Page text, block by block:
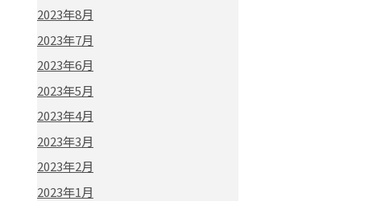
2023年8月
2023年7月
2023年6月
2023年5月
2023年4月
2023年3月
2023年2月
2023年1月